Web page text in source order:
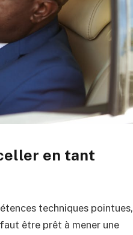
en tant
techniques pointues,
être prêt à mener une